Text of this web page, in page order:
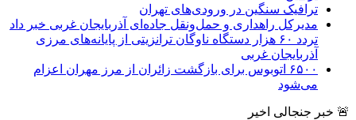
ترافیک سنگین در ورودی‌های تهران
مدیرکل راهداری و حمل‌ونقل جاده‌ای آذربایجان‌ غربی خبر داد
تردد ۶۰ هزار دستگاه ناوگان ترانزیتی از پایانه‌های مرزی
آذربایجان ‌غربی
۶۵۰۰ اتوبوس برای بازگشت زائران از مرز مهران اعزام
می‌شود
🚨 خبر جنجالی اخیر